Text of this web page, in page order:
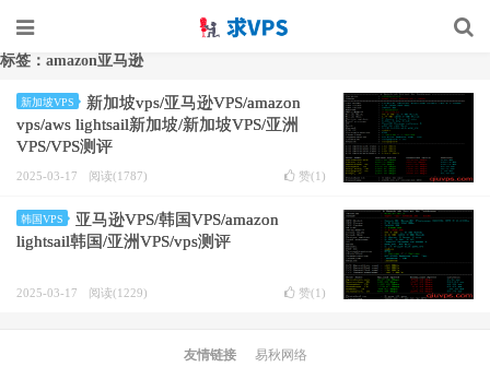
标签：amazon亚马逊
新加坡VPS
新加坡vps/亚马逊VPS/amazon
vps/aws lightsail新加坡/新加坡VPS/亚洲
VPS/VPS测评
2025-03-17 阅读(1787) 赞(1 )
韩国VPS
亚马逊VPS/韩国VPS/amazon
lightsail韩国/亚洲VPS/vps测评
2025-03-17 阅读(1229) 赞(1 )
友情链接 易秋网络